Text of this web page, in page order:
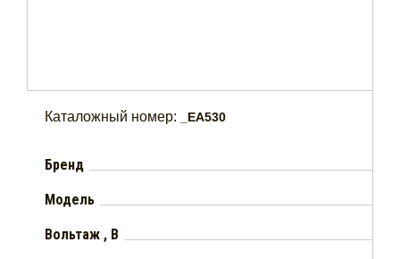
Каталожный номер: _EA530
Бренд
Модель
Вольтаж , В